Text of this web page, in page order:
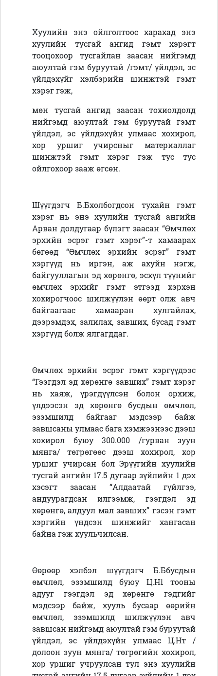
Хуулийн энэ ойлголтоос харахад энэ
хуулийн тусгай ангид гэмт хэрэгт
тооцохоор тусгайлан заасан нийгэмд
аюултай гэм буруутай /гэмт/ үйлдэл, эс
үйлдэхүйг хэлбэрийн шинжтэй гэмт
хэрэг гэж,
мөн тусгай ангид заасан тохиолдолд
нийгэмд аюултай гэм буруутай гэмт
үйлдэл, эс үйлдэхүйн улмаас хохирол,
хор уршиг учирсныг материаллаг
шинжтэй гэмт хэрэг гэж тус тус
ойлгохоор зааж өгсөн.
Шүүгдэгч Б.Бхолбогдсон тухайн гэмт
хэрэг нь энэ хуулийн тусгай ангийн
Арван долдугаар бүлэгт заасан “Өмчлөх
эрхийн эсрэг гэмт хэрэг”-т хамаарах
бөгөөд “Өмчлөх эрхийн эсрэг” гэмт
хэргүүд нь иргэн, аж ахуйн нэгж,
байгууллагын эд хөрөнгө, эсхүл түүнийг
өмчлөх эрхийг гэмт этгээд хэрхэн
хохирогчоос шилжүүлэн өөрт олж авч
байгаагаас хамааран хулгайлах,
дээрэмдэх, залилах, завших, бусад гэмт
хэргүүд болж ялгагддаг.
Өмчлөх эрхийн эсрэг гэмт хэргүүдээс
“Гээгдэл эд хөрөнгө завших” гэмт хэрэг
нь хаяж, үрэгдүүлсэн болон орхиж,
үлдээсэн эд хөрөнгө бусдын өмчлөл,
эзэмшилд байгааг мэдсээр байж
завшсаны улмаас бага хэмжээнээс дээш
хохирол буюу 300.000 /гурван зуун
мянга/ төгрөгөөс дээш хохирол, хор
уршиг учирсан бол Эрүүгийн хуулийн
тусгай ангийн 17.5 дугаар зүйлийн 1 дэх
хэсэгт заасан “Алдаатай гүйлгээ,
андуурагдсан илгээмж, гээгдэл эд
хөрөнгө, алдуул мал завших” гэсэн гэмт
хэргийн үндсэн шинжийг хангасан
байна гэж хуульчилсан.
Өөрөөр хэлбэл шүүгдэгч Б.Ббусдын
өмчлөл, эзэмшилд буюу Ц.Н1 тооны
адууг гээгдэл эд хөрөнгө гэдгийг
мэдсээр байж, хууль бусаар өөрийн
өмчлөл, эзэмшилд шилжүүлэн авч
завшсан нийгэмд аюултай гэм буруутай
үйлдэл, эс үйлдэхүйн улмаас Ц.Нт /
долоон зуун мянга/ төгрөгийн хохирол,
хор уршиг учруулсан тул энэ хуулийн